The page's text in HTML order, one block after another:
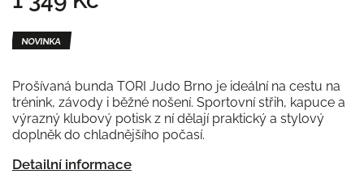
Prošívaná bunda TORI Judo Brno je ideální na cestu na
trénink, závody i běžné nošení. Sportovní střih, kapuce a
výrazný klubový potisk z ní dělají praktický a stylový
doplněk do chladnějšího počasí.
Detailní informace
NOVINKA